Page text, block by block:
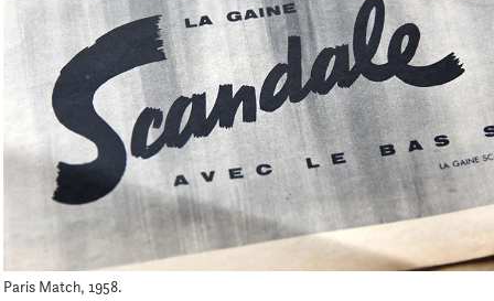
Paris Match, 1958.